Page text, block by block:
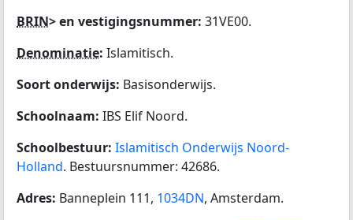
BRIN> en vestigingsnummer: 31VE00.
Denominatie: Islamitisch.
Soort onderwijs: Basisonderwijs.
Schoolnaam: IBS Elif Noord.
Schoolbestuur: Islamitisch Onderwijs Noord-
Holland. Bestuursnummer: 42686.
Adres: Banneplein 111, 1034DN, Amsterdam.